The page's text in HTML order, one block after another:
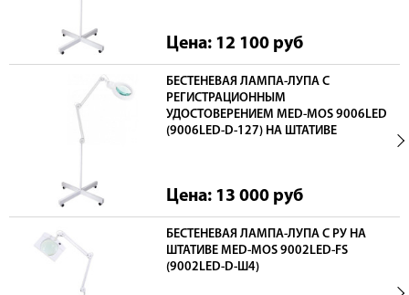
Цена: 12 100 руб
БЕСТЕНЕВАЯ ЛАМПА-ЛУПА С
РЕГИСТРАЦИОННЫМ
УДОСТОВЕРЕНИЕМ MED-MOS 9006LED
(9006LED-D-127) НА ШТАТИВЕ
Цена: 13 000 руб
БЕСТЕНЕВАЯ ЛАМПА-ЛУПА С РУ НА
ШТАТИВЕ MED-MOS 9002LED-FS
(9002LED-D-Ш4)